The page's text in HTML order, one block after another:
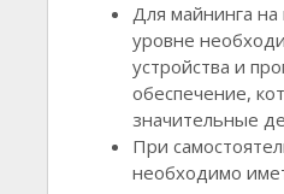
Для майнинга
уровне
устройства и
обеспечение,
значительные
При
необходимо